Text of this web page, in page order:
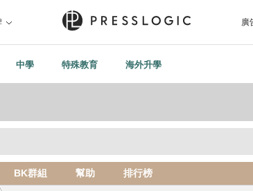
廣
中學 特殊教育 海外升學
BK群組 幫助 排行榜